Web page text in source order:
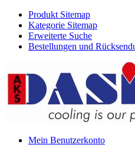
Produkt Sitemap
Kategorie Sitemap
Erweiterte Suche
Bestellungen und
Mein Benutzerkonto